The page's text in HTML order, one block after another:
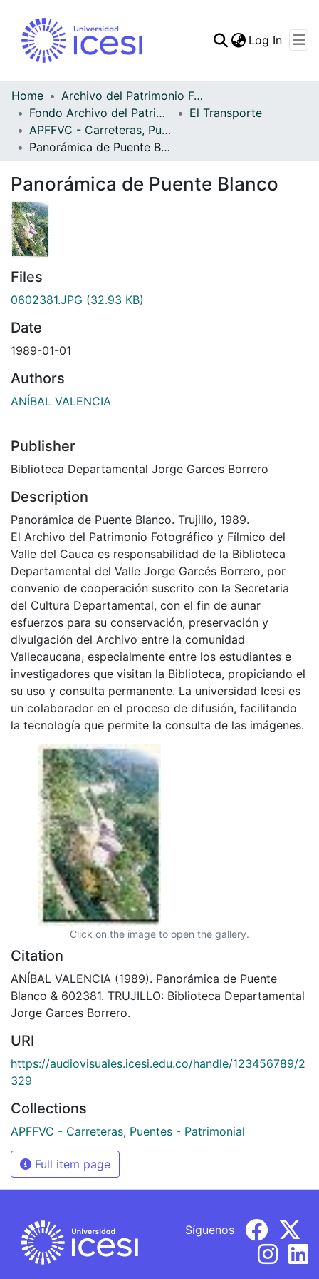
Statistics
Log In
Home
Archivo del Patrimonio Fotográfico y Fílmico del Valle del Cauca
Fondo Archivo del Patrimonio Fotográfico y Fílmico del Valle del Cauca
El Transporte
APFFVC - Carreteras, Puentes - Patrimonial
Panorámica de Puente Blanco
Panorámica de Puente Blanco
Files
0602381.JPG (32.93 KB)
Date
1989-01-01
Authors
ANÍBAL VALENCIA
Publisher
Biblioteca Departamental Jorge Garces Borrero
Description
Panorámica de Puente Blanco. Trujillo, 1989.
El Archivo del Patrimonio Fotográfico y Fílmico del
Valle del Cauca es responsabilidad de la Biblioteca
Departamental del Valle Jorge Garcés Borrero, por
convenio de cooperación suscrito con la Secretaria
del Cultura Departamental, con el fin de aunar
esfuerzos para su conservación, preservación y
divulgación del Archivo entre la comunidad
Vallecaucana, especialmente entre los estudiantes e
investigadores que visitan la Biblioteca, propiciando el
su uso y consulta permanente. La universidad Icesi es
un colaborador en el proceso de difusión, facilitando
la tecnología que permite la consulta de las imágenes.
Click on the image to open the gallery.
Citation
ANÍBAL VALENCIA (1989). Panorámica de Puente
Blanco & 602381. TRUJILLO: Biblioteca Departamental
Jorge Garces Borrero.
URI
https://audiovisuales.icesi.edu.co/handle/123456789/2
329
Collections
APFFVC - Carreteras, Puentes - Patrimonial
Full item page
Síguenos